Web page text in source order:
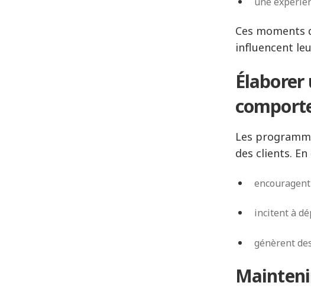
Ces
influencent
Les
des clients.
incitent à
génèrent